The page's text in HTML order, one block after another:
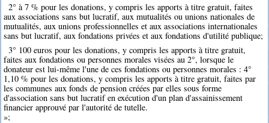
2° à 7 % pour les donations, y compris les apports à titre gratuit, faites
aux associations sans but lucratif, aux mutualités ou unions nationales de
mutualités, aux unions professionnelles et aux associations internationales
sans but lucratif, aux fondations privées et aux fondations d'utilité publique;
3° 100 euros pour les donations, y compris les apports à titre gratuit,
faites aux fondations ou personnes morales visées au 2°, lorsque le
donateur est lui-même l'une de ces fondations ou personnes morales : 4°
1,10 % pour les donations, y compris les apports à titre gratuit, faites par
les communes aux fonds de pension créées par elles sous forme
d'association sans but lucratif en exécution d'un plan d'assainissement
financier approuvé par l'autorité de tutelle.
»;